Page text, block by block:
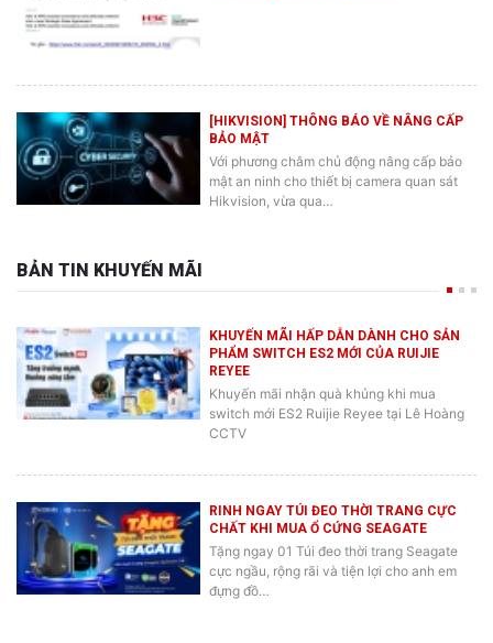
BẢO MẬT
Với phương châm chủ động nâng cấp bảo
mật an ninh cho thiết bị camera quan sát
Hikvision, vừa qua…
BẢN TIN KHUYẾN MÃI
PHẨM SWITCH ES2 MỚI CỦA RUIJIE
REYEE
Khuyến mãi nhận quà khủng khi mua
switch mới ES2 Ruijie Reyee tại Lê Hoàng
CCTV
CHẤT KHI MUA Ổ CỨNG SEAGATE
Tặng ngay 01 Túi đeo thời trang Seagate
cực ngầu, rộng rãi và tiện lợi cho anh em
đựng đồ…